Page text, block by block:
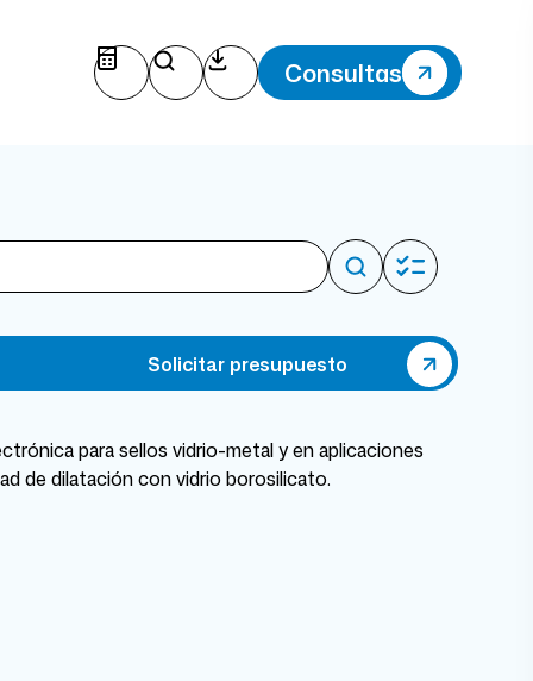
Consultas
para sellos vidrio-metal y en aplicaciones
de dilatación con vidrio borosilicato.
Solicitar presupuesto